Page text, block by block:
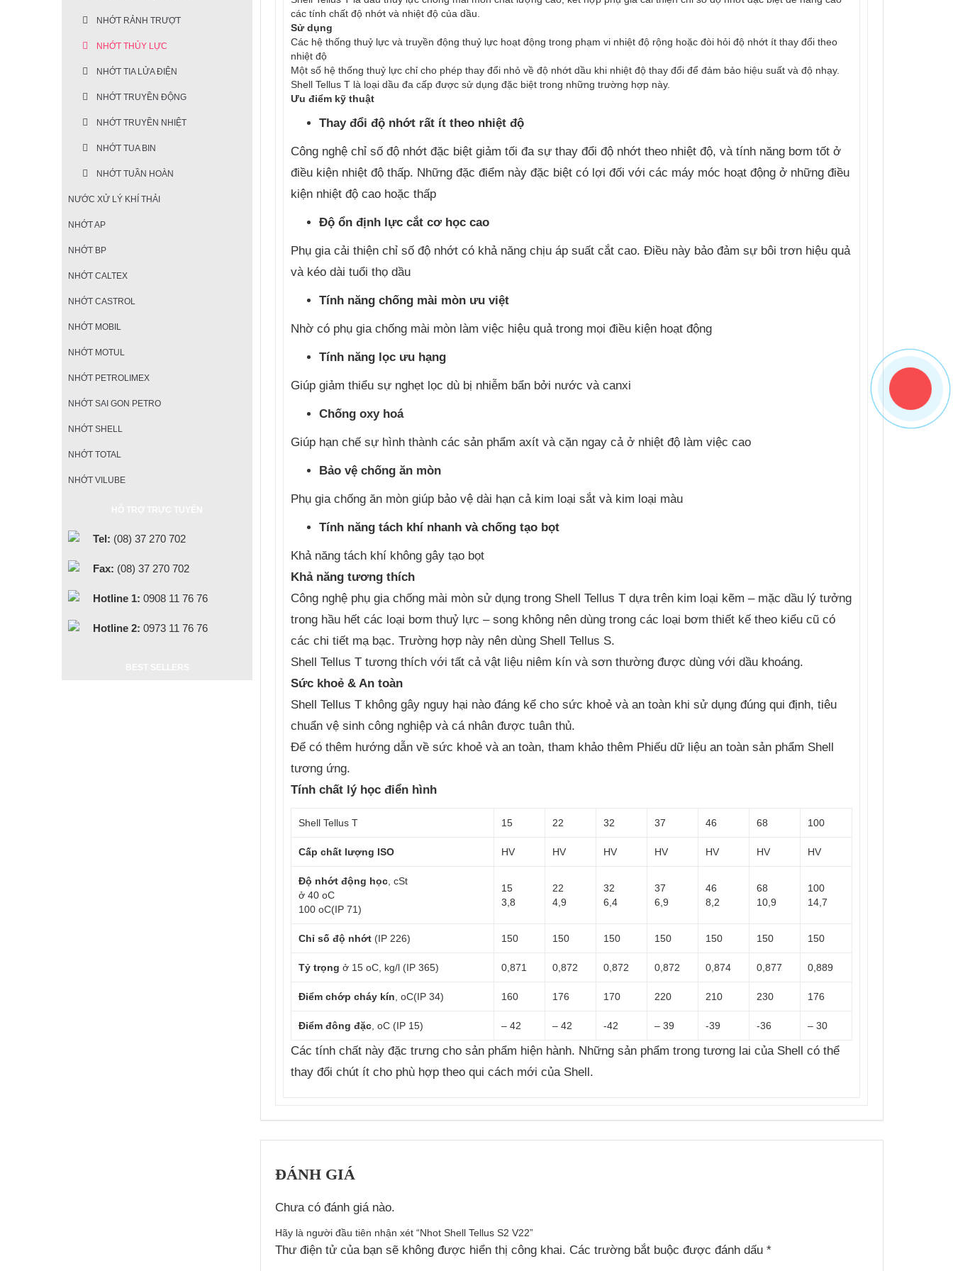
các tính chất độ nhớt và nhiệt độ của dầu.
Sử dụng
Các hệ thống thuỷ lực và truyền động thuỷ lực hoạt động trong phạm vi nhiệt độ rộng hoặc đòi hỏi độ nhớt ít thay đổi theo
nhiệt độ
Một số hệ thống thuỷ lực chỉ cho phép thay đổi nhỏ về độ nhớt dầu khi nhiệt độ thay đổi để đảm bảo hiệu suất và độ nhạy.
Shell Tellus T là loại dầu đa cấp được sử dụng đặc biệt trong những trường hợp này.
Ưu điểm kỹ thuật
Thay đổi độ nhớt rất ít theo nhiệt độ
Công nghệ chỉ số độ nhớt đặc biệt giảm tối đa sự thay đổi độ nhớt theo nhiệt độ, và tính năng bơm tốt ở
điều kiện nhiệt độ thấp. Những đặc điểm này đặc biệt có lợi đối với các máy móc hoạt động ở những điều
kiện nhiệt độ cao hoặc thấp
Độ ổn định lực cắt cơ học cao
Phụ gia cải thiện chỉ số độ nhớt có khả năng chịu áp suất cắt cao. Điều này bảo đảm sự bôi trơn hiệu quả
và kéo dài tuổi thọ dầu
Tính năng chống mài mòn ưu việt
Nhờ có phụ gia chống mài mòn làm việc hiệu quả trong mọi điều kiện hoạt động
Tính năng lọc ưu hạng
Giúp giảm thiểu sự nghẹt lọc dù bị nhiễm bẩn bởi nước và canxi
Chống oxy hoá
Giúp hạn chế sự hình thành các sản phẩm axít và cặn ngay cả ở nhiệt độ làm việc cao
Bảo vệ chống ăn mòn
Phụ gia chống ăn mòn giúp bảo vệ dài hạn cả kim loại sắt và kim loại màu
Tính năng tách khí nhanh và chống tạo bọt
Khả năng tách khí không gây tạo bọt
Khả năng tương thích
Công nghệ phụ gia chống mài mòn sử dụng trong Shell Tellus T dựa trên kim loại kẽm – mặc dầu lý tưởng
trong hầu hết các loại bơm thuỷ lực – song không nên dùng trong các loại bơm thiết kế theo kiểu cũ có
các chi tiết mạ bạc. Trường hợp này nên dùng Shell Tellus S.
Shell Tellus T tương thích với tất cả vật liệu niêm kín và sơn thường được dùng với dầu khoáng.
Sức khoẻ & An toàn
Shell Tellus T không gây nguy hại nào đáng kể cho sức khoẻ và an toàn khi sử dụng đúng qui định, tiêu
chuẩn vệ sinh công nghiệp và cá nhân được tuân thủ.
Để có thêm hướng dẫn về sức khoẻ và an toàn, tham khảo thêm Phiếu dữ liệu an toàn sản phẩm Shell
tương ứng.
Tính chất lý học điển hình
Shell Tellus T 15 22 32 37 46 68 100
Cấp chất lượng ISO HV HV HV HV HV HV HV
Độ nhớt động học , cSt
ở 40 oC
100 oC(IP 71)
15
3,8
22
4,9
32
6,4
37
6,9
46
8,2
68
10,9
100
14,7
Chỉ số độ nhớt (IP 226) 150 150 150 150 150 150 150
Tỷ trọngở 15 oC, kg/l (IP 365) 0,871 0,872 0,872 0,872 0,874 0,877 0,889
Điểm chớp cháy kín , oC(IP 34) 160 176 170 220 210 230 176
Điểm đông đặc , oC (IP 15) – 42 – 42 -42 – 39 -39 -36 – 30
Các tính chất này đặc trưng cho sản phẩm hiện hành. Những sản phẩm trong tương lai của Shell có thể
thay đổi chút ít cho phù hợp theo qui cách mới của Shell.
ĐÁNH GIÁ
Chưa có đánh giá nào.
Hãy là người đầu tiên nhận xét “Nhot Shell Tellus S2 V22”
Thư điện tử của bạn sẽ không được hiển thị công khai. Các trường bắt buộc được đánh dấu*
NHỚT RẢNH TRƯỢT
NHỚT THỦY LỰC
NHỚT TIA LỬA ĐIỆN
NHỚT TRUYỀN ĐỘNG
NHỚT TRUYỀN NHIỆT
NHỚT TUA BIN
NHỚT TUẦN HOÀN
NƯỚC XỬ LÝ KHÍ THẢI
NHỚT AP
NHỚT BP
NHỚT CALTEX
NHỚT CASTROL
NHỚT MOBIL
NHỚT MOTUL
NHỚT PETROLIMEX
NHỚT SAI GON PETRO
NHỚT SHELL
NHỚT TOTAL
NHỚT VILUBE
Tel: (08) 37 270 702
Fax: (08) 37 270 702
Hotline 1: 0908 11 76 76
Hotline 2: 0973 11 76 76